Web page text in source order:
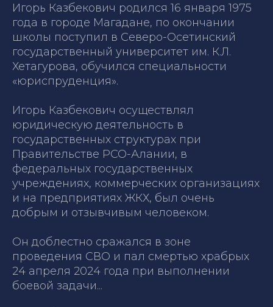
Игорь Казбекович родился 16 января 1975
года в городе Магадане, по окончании
школы поступил в Северо-Осетинский
государственный университет им. К.Л.
Хетагурова, обучился специальности
«юриспруденция».
Игорь Казбекович осуществлял
юридическую деятельность в
государственных структурах при
Правительстве РСО-Алании, в
федеральных государственных
учреждениях, коммерческих организациях
и на предприятиях ЖКХ, был очень
добрым и отзывчивым человеком.
Он доблестно сражался в зоне
проведения СВО и пал смертью храбрых
24 апреля 2024 года при выполнении
боевой задачи...